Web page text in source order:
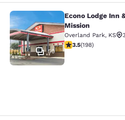
Econo Lodge Inn &
50
Econo Lodge Inn & Suites I-35 at Shawnee
Mission
Overland Park, KS
3.55 étoiles. Bien.
3.5(198)